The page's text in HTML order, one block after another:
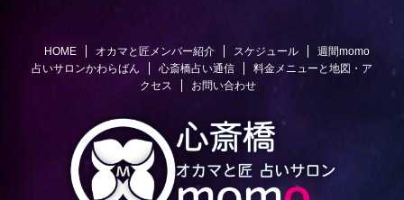
HOME オカマと匠メンバー紹介 スケジュール
週間momo
占いサロンかわらばん
心斎橋占い通信
料金メニューと地図・ア
クセス
お問い合わせ